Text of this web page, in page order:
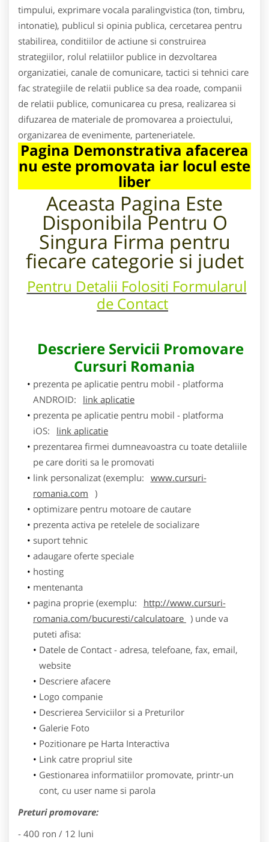
timpului, exprimare vocala paralingvistica (ton, timbru,
intonatie), publicul si opinia publica, cercetarea pentru
stabilirea, conditiilor de actiune si construirea
strategiilor, rolul relatiilor publice in dezvoltarea
organizatiei, canale de comunicare, tactici si tehnici care
fac strategiile de relatii publice sa dea roade, companii
de relatii publice, comunicarea cu presa, realizarea si
difuzarea de materiale de promovarea a proiectului,
organizarea de evenimente, parteneriatele.
Pagina Demonstrativa afacerea
nu este promovata iar locul este
liber
Aceasta Pagina Este
Disponibila Pentru O
Singura Firma pentru
fiecare categorie si judet
Pentru Detalii Folositi Formularul
de Contact
Descriere Servicii Promovare
Cursuri Romania
prezenta pe aplicatie pentru mobil - platforma
ANDROID:
link aplicatie
prezenta pe aplicatie pentru mobil - platforma
iOS:
link aplicatie
prezentarea firmei dumneavoastra cu toate detaliile
pe care doriti sa le promovati
link personalizat (exemplu: www.cursuri-
romania.com )
optimizare pentru motoare de cautare
prezenta activa pe retelele de socializare
suport tehnic
adaugare oferte speciale
hosting
mentenanta
pagina proprie (exemplu:
http://www.cursuri-
romania.com/bucuresti/calculatoare ) unde va
puteti afisa:
Datele de Contact - adresa, telefoane, fax, email,
website
Descriere afacere
Logo companie
Descrierea Serviciilor si a Preturilor
Galerie Foto
Pozitionare pe Harta Interactiva
Link catre propriul site
Gestionarea informatiilor promovate, printr-un
cont, cu user name si parola
Preturi promovare:
- 400 ron / 12 luni